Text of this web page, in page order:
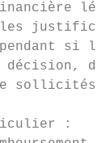
si
décision,
: